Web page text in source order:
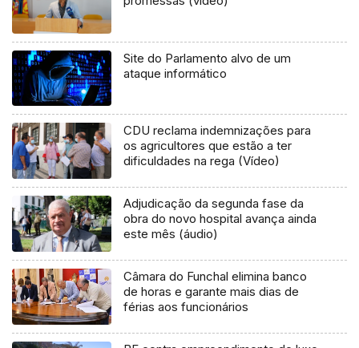
Site do Parlamento alvo de um
ataque informático
CDU reclama indemnizações para
os agricultores que estão a ter
dificuldades na rega (Vídeo)
Adjudicação da segunda fase da
obra do novo hospital avança ainda
este mês (áudio)
Câmara do Funchal elimina banco
de horas e garante mais dias de
férias aos funcionários